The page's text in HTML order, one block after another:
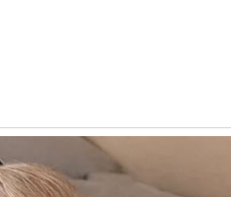
para encontrar Pedro Acacio livre
BjUET30o7a